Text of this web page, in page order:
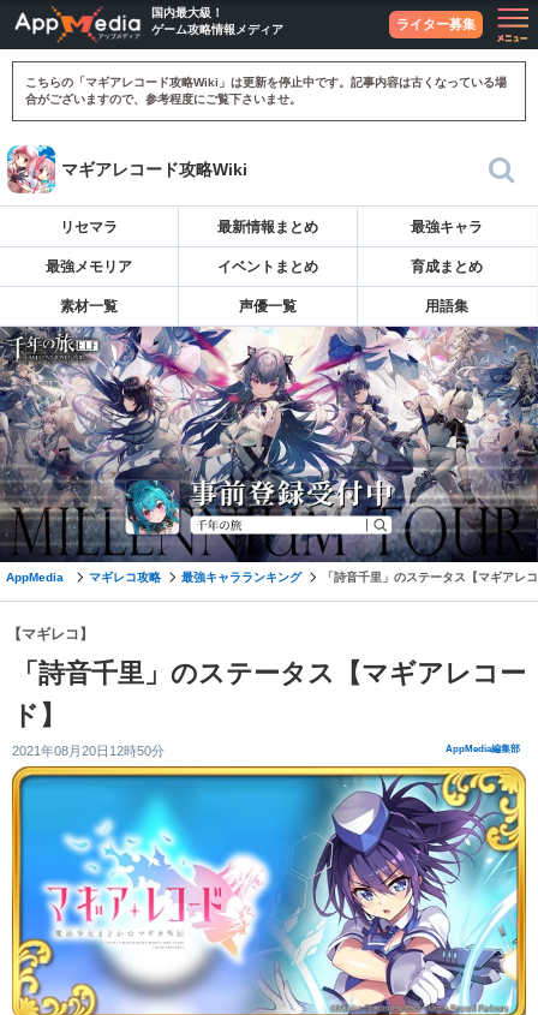
国内最大級！
ゲーム攻略情報メディア
ライター募集
こちらの「マギアレコード攻略Wiki」は更新を停止中です。記事内容は古くなっている場
合がございますので、参考程度にご覧下さいませ。
マギアレコード攻略Wiki
リセマラ 最新情報まとめ 最強キャラ
最強メモリア イベントまとめ 育成まとめ
素材一覧 声優一覧 用語集
AppMedia マギレコ攻略 最強キャラランキング 「詩音千里」のステータス【マギアレ
【マギレコ】
「詩音千里」のステータス【マギアレコー
ド】
2021年08月20日12時50分 AppMedia編集部